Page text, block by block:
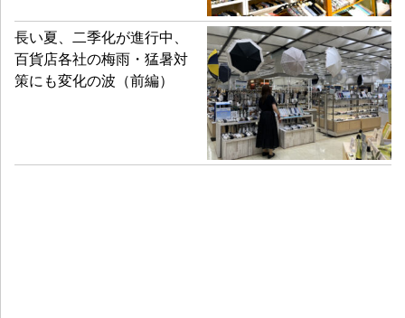
長い夏、二季化が進行中、
百貨店各社の梅雨・猛暑対
策にも変化の波（前編）